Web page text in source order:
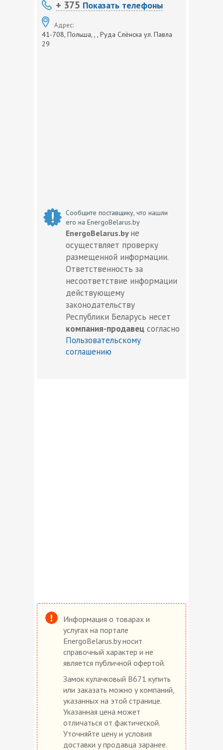
+ 375 Показать телефоны
Адрес:
41-708, Польша, , , Руда Слёнска ул. Павла
29
Сообщите поставщику, что нашли
его на EnergoBelarus.by
EnergoBelarus.by не
осуществляет проверку
размещенной информации.
Ответственность за
несоответствие информации
действующему
законодательству
Республики Беларусь несет
компания-продавец согласно
Пользовательскому
соглашению
Информация о товарах и
услугах на портале
EnergoBelarus.by носит
справочный характер и не
является публичной офертой.
Замок кулачковый B671 купить
или заказать можно у компаний,
указанных на этой странице.
Указанная цена может
отличаться от фактической.
Уточняйте цену и условия
доставки у продавца заранее.